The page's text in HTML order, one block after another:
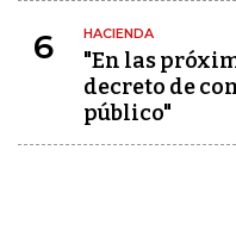
6 HACIENDA
"En las
decreto de
público"